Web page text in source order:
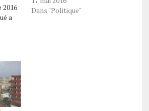
a
par
Dans "Politique"